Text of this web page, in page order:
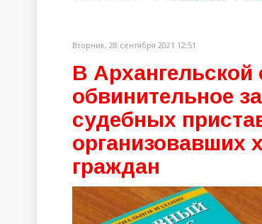
Вторник, 28 сентября 2021 12:51
В Архангельской
обвинительное
судебных
организовавших
граждан